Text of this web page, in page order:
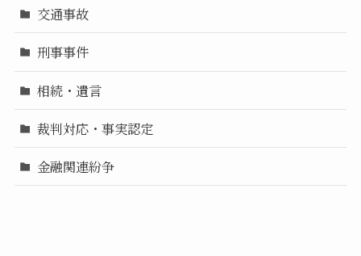
交通事故
刑事事件
相続・遺言
裁判対応・事実認定
金融関連紛争